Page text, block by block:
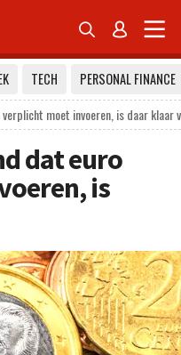
 
TECH
PERSONAL FINANCE
moet invoeren, is daar klaar
dat euro
is